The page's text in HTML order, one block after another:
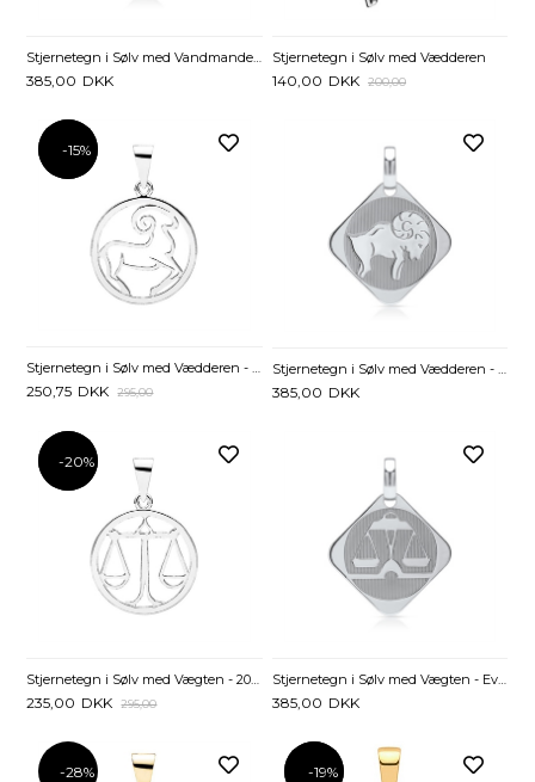
Stjernetegn i Sølv med Vandmanden - Mulighed for gravering
385,00 DKK
Stjernetegn i Sølv med Vædderen
140,00 DKK 200,00
-15%
-15%
Stjernetegn i Sølv med Vædderen - 20 mm
250,75 DKK 295,00 385,00 DKK
-20%
-20%
235,00 DKK 295,00
Stjernetegn i Sølv med Vægten - Evt. gravering
385,00 DKK
-28% -19%
-19%